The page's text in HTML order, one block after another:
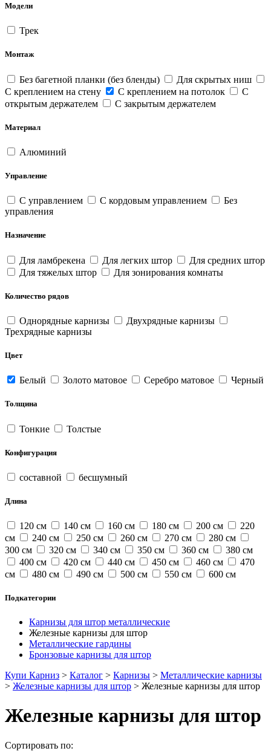
Модели
Трек
Монтаж
Без багетной планки (без бленды)
Для скрытых ниш
С креплением на стену
С креплением на потолок
С
открытым держателем
С закрытым держателем
Материал
Алюминий
Управление
С управлением С кордовым управлением
Без
управления
Назначение
Для ламбрекена Для легких штор
Для средних штор
Для тяжелых штор
Для зонирования комнаты
Количество рядов
Однорядные карнизы
Двухрядные карнизы
Трехрядные карнизы
Цвет
Белый Золото матовое Серебро матовое Черный
Толщина
Тонкие Толстые
Конфигурация
составной бесшумный
Длина
120 см 140 см 160 см 180 см 200 см
220
см
240 см 250 см 260 см 270 см
280 см
300 см
320 см 340 см 350 см 360 см
380 см
400 см
420 см 440 см 450 см 460 см
470
см
480 см 490 см 500 см 550 см 600 см
Подкатегории
Карнизы для штор металлические
Железные карнизы для штор
Металлические гардины
Бронзовые карнизы для штор
Купи Карниз > Каталог > Карнизы > Металлические карнизы
> Железные карнизы для штор > Железные карнизы для штор
Железные карнизы для штор
Сортировать по: